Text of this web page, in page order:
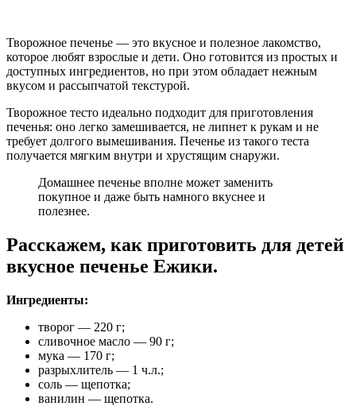
Творожное печенье — это вкусное и полезное лакомство,
которое любят взрослые и дети. Оно готовится из простых и
доступных ингредиентов, но при этом обладает нежным
вкусом и рассыпчатой текстурой.
Творожное тесто идеально подходит для приготовления
печенья: оно легко замешивается, не липнет к рукам и не
требует долгого вымешивания. Печенье из такого теста
получается мягким внутри и хрустящим снаружи.
Домашнее печенье вполне может заменить
покупное и даже быть намного вкуснее и
полезнее.
Расскажем, как приготовить для детей
вкусное печенье Ежики.
Ингредиенты:
творог — 220 г;
сливочное масло — 90 г;
мука — 170 г;
разрыхлитель — 1 ч.л.;
соль — щепотка;
ванилин — щепотка.